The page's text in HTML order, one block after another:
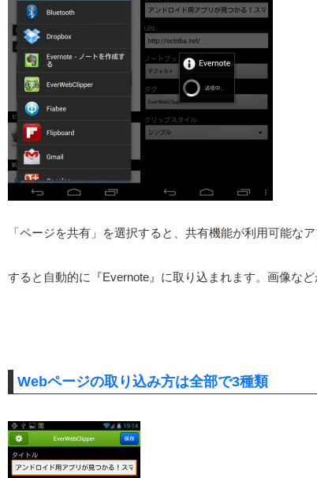
「ページを共有」を選択すると、共有機能が利用可能な
すると自動的に『Evernote』に取り込まれます。画像な
Webページの取り込み方は全部で3種類